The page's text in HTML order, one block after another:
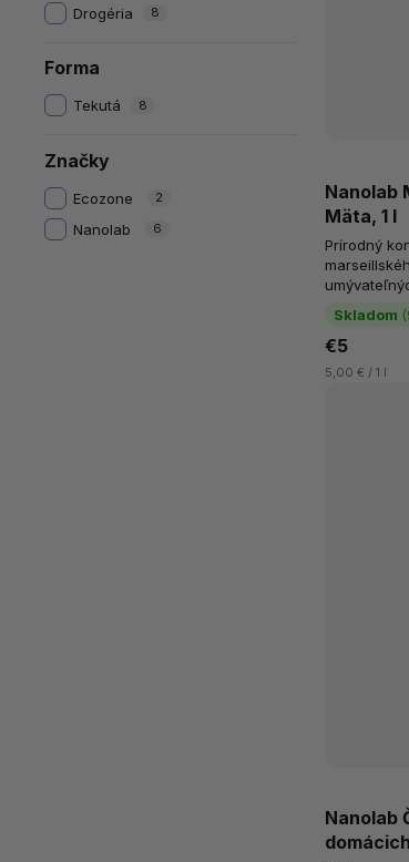
Značky
Ecozone 2
Nanolab 6
Drogéria 8
Forma
Tekutá 8
Nanolab
Mäta, 1 l
Skladom
€5
5,00 € / 1 l
Prírodný
linoleum
Nanolab